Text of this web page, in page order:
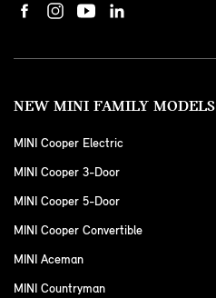
NEW MINI FAMILY MODELS
MINI Cooper Electric
MINI Cooper 3-Door
MINI Cooper 5-Door
MINI Cooper Convertible
MINI Aceman
MINI Countryman